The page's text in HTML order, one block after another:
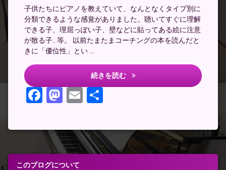
子供たちにピアノを教えていて、なんとなくタイプ別に
分類できるような感覚がありました。聴いてすぐに理解
できる子、理屈っぽい子、壁などに貼ってある絵に注意
が散る子…等。 以前たまたまコーチングの本を読んだと
きに「優位性」とい …
続きを読む 優位性について
Facebook
Mastodon
Email
覚
このブログについて